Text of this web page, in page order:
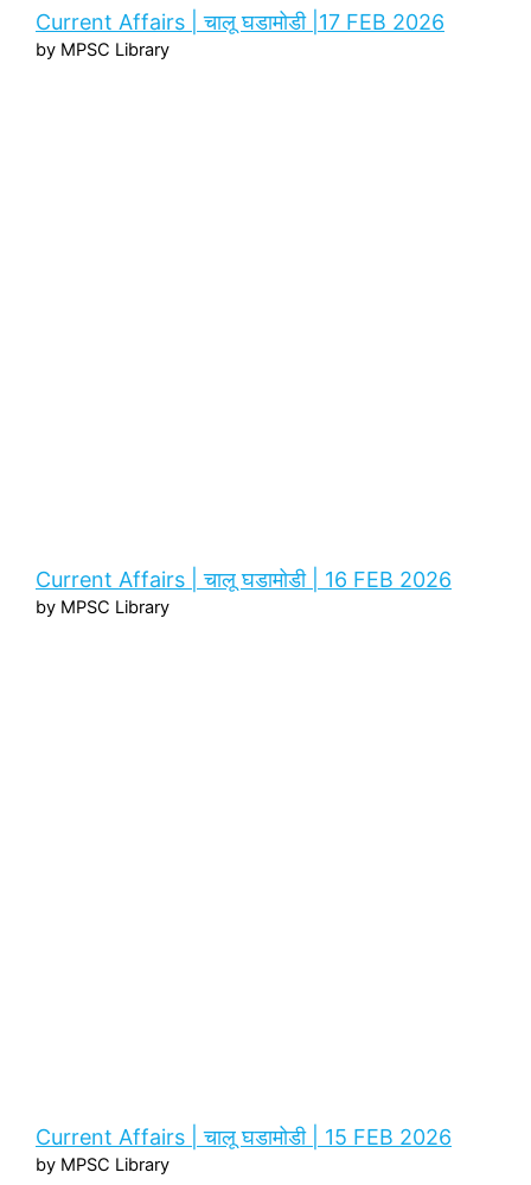
Current Affairs | चालू घडामोडी |17 FEB 2026
by MPSC Library
Current Affairs | चालू घडामोडी | 16 FEB 2026
by MPSC Library
Current Affairs | चालू घडामोडी | 15 FEB 2026
by MPSC Library